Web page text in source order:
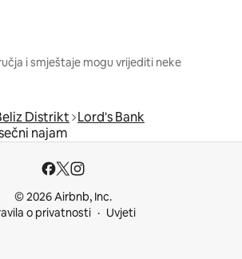
i smještaje mogu vrijediti neke
Distrikt Lord's Bank
najam
© 2026 Airbnb, Inc.
o privatnosti
Uvjeti